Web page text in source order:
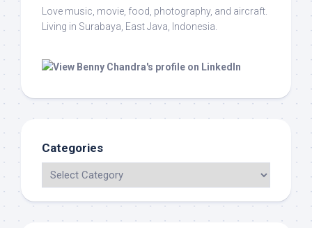
Love music, movie, food, photography, and aircraft.
Living in Surabaya, East Java, Indonesia.
Categories